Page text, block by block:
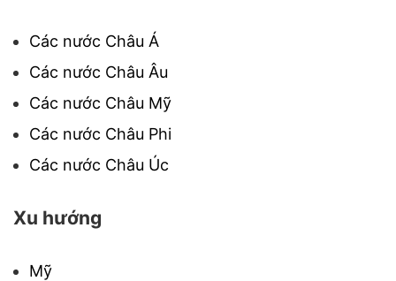
Các nước Châu Á
Các nước Châu Âu
Các nước Châu Mỹ
Các nước Châu Phi
Các nước Châu Úc
Xu hướng
Mỹ